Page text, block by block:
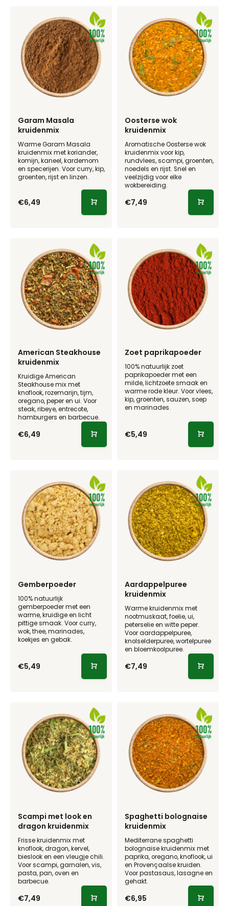
Garam Masala
kruidenmix
Warme Garam Masala
kruidenmix met koriander,
komijn, kaneel, kardemom
en specerijen. Voor curry, kip,
groenten, rijst en linzen.
€6,49
Oosterse wok
kruidenmix
Aromatische Oosterse wok
kruidenmix voor kip,
rundvlees, scampi, groenten,
noedels en rijst. Snel en
veelzijdig voor elke
wokbereiding.
€7,49
American Steakhouse
kruidenmix
Kruidige American
Steakhouse mix met
knoflook, rozemarijn, tijm,
oregano, peper en ui. Voor
steak, ribeye, entrecote,
hamburgers en barbecue.
€6,49
Zoet paprikapoeder
100% natuurlijk zoet
paprikapoeder met een
milde, lichtzoete smaak en
warme rode kleur. Voor vlees,
kip, groenten, sauzen, soep
en marinades.
€5,49
Gemberpoeder
100% natuurlijk
gemberpoeder met een
warme, kruidige en licht
pittige smaak. Voor curry,
wok, thee, marinades,
koekjes en gebak.
€5,49
Aardappelpuree
kruidenmix
Warme kruidenmix met
nootmuskaat, foelie, ui,
peterselie en witte peper.
Voor aardappelpuree,
knolselderpuree, wortelpuree
en bloemkoolpuree.
€7,49
Scampi met look en
dragon kruidenmix
Frisse kruidenmix met
knoflook, dragon, kervel,
bieslook en een vleugje chili.
Voor scampi, garnalen, vis,
pasta, pan, oven en
barbecue.
€7,49
Spaghetti bolognaise
kruidenmix
Mediterrane spaghetti
bolognaise kruidenmix met
paprika, oregano, knoflook, ui
en Provençaalse kruiden.
Voor pastasaus, lasagne en
gehakt.
€6,95